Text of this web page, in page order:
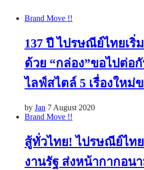
Brand Move !!
137 ปี ไปรษณีย์ไทยเริ่
ด้วย “กล่อง”ขอไปต่อ
ไลฟ์สไตล์ 5 เรื่องใหม่
by Jan 7 August 2020
Brand Move !!
สู้ทั่วไทย! ไปรษณีย์ไท
งานรัฐ ส่งหน้ากากอน